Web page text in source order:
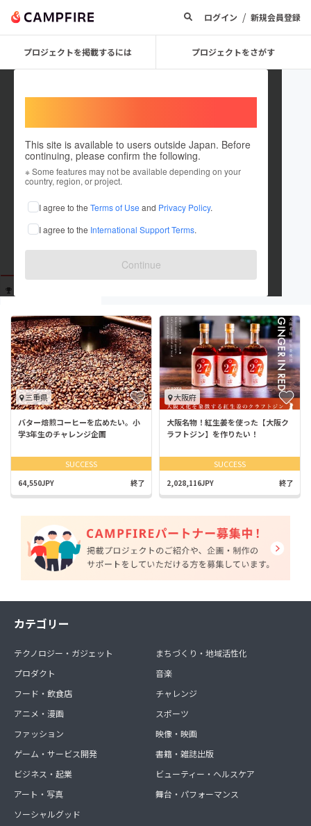
ログイン / 新規会員登録
プロジェクトを掲載するには プロジェクトをさがす
This site is available to users outside Japan. Before
continuing, please confirm the following.
※ Some features may not be available depending on your
country, region, or project.
I agree to the Terms of Use and Privacy Policy.
I agree to the International Support Terms.
Continue
user_f296b62243d4
出身国：未設定
三重県
バター焙煎コーヒーを広めたい。小
学3年生のチャレンジ企画
SUCCESS
64,550JPY 終了
大阪府
大阪名物！紅生姜を使った【大阪ク
ラフトジン】を作りたい！
SUCCESS
2,028,116JPY 終了
カテゴリー
テクノロジー・ガジェット
プロダクト
フード・飲食店
アニメ・漫画
ファッション
ゲーム・サービス開発
ビジネス・起業
アート・写真
ソーシャルグッド
まちづくり・地域活性化
音楽
チャレンジ
スポーツ
映像・映画
書籍・雑誌出版
ビューティー・ヘルスケア
舞台・パフォーマンス